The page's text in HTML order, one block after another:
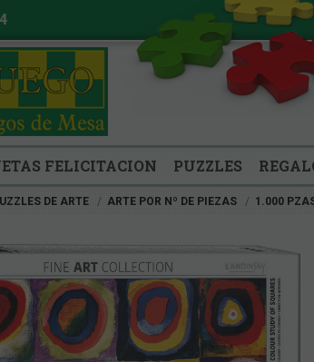
FELICITACION PUZZLES
DE ARTE ARTE POR Nº DE PIEZAS 1.000